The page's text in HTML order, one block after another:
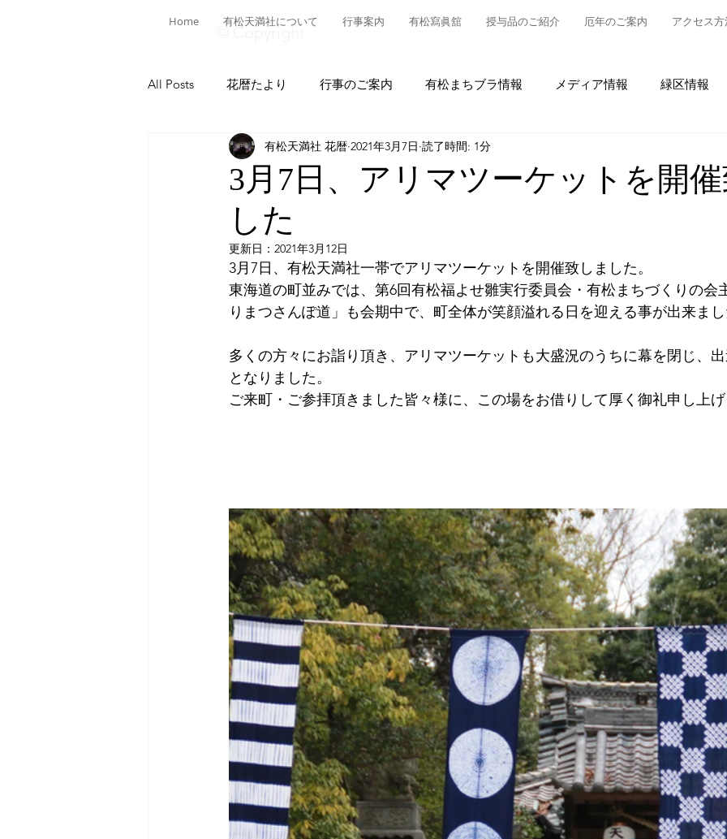
Home 有松天満社について 行事案内 有松寫眞舘 授与品のご紹介 厄年のご案内 アクセス
© Copyright
All Posts 花暦たより 行事のご案内 有松まちブラ情報 メディア情報 緑区情報
有松ヒストリア 日本遺産有松 授与品について
菅公ヒストリア
有松山車行事
3月7日、アリマツーケットを開
した
有松天満社 花暦 2021年3月7日 読了時間: 1分
更新日： 2021年3月12日
3月7日、有松天満社一帯でアリマツーケットを開催致しました。
東海道の町並みでは、第6回有松福よせ雛実行委員会・有松まちづくりの会
りまつさんぽ道」も会期中で、町全体が笑顔溢れる日を迎える事が出来ま
多くの方々にお詣り頂き、アリマツーケットも大盛況のうちに幕を閉じ、
となりました。
ご来町・ご参拝頂きました皆々様に、この場をお借りして厚く御礼申し上